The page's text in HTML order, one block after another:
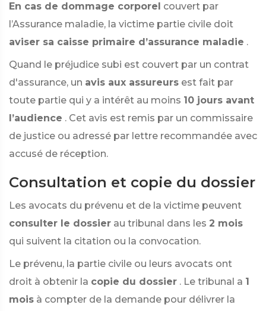
En cas de dommage corporel couvert par
l’Assurance maladie, la victime partie civile doit
aviser sa caisse primaire d’assurance maladie .
Quand le préjudice subi est couvert par un contrat
d'assurance, un avis aux assureurs est fait par
toute partie qui y a intérêt au moins 10 jours avant
l’audience . Cet avis est remis par un commissaire
de justice ou adressé par lettre recommandée avec
accusé de réception.
Consultation et copie du dossier
Les avocats du prévenu et de la victime peuvent
consulter le dossier au tribunal dans les 2 mois
qui suivent la citation ou la convocation.
Le prévenu, la partie civile ou leurs avocats ont
droit à obtenir la copie du dossier . Le tribunal a 1
mois à compter de la demande pour délivrer la